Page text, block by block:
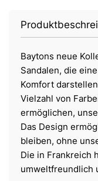
Baytons neue
Sandalen, die
Komfort
Vielzahl von
ermöglichen,
Das Design
bleiben, ohne
Die in Frankreich
umweltfreundlich